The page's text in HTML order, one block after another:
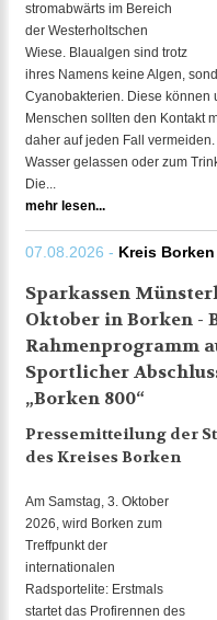
stromabwärts im Bereich
der Westerholtschen
Wiese. Blaualgen sind trotz
ihres Namens keine Algen,
Cyanobakterien. Diese können
Menschen sollten den Kontakt
daher auf jeden Fall
Wasser gelassen oder zum
Die...
mehr lesen...
07.08.2026 - Kreis Borken
Sparkassen
Oktober in Borken -
Rahmenprogramm
Sportlicher
„Borken 800“
Pressemitteilung der
des Kreises Borken
Am Samstag, 3. Oktober
2026, wird Borken zum
Treffpunkt der
internationalen
Radsportelite: Erstmals
startet das Profirennen des